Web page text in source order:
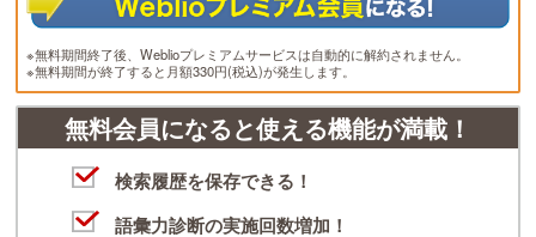
※無料期間終了後、Weblioプレミアムサービスは自動的に解約されません。
※無料期間が終了すると月額330円(税込)が発生します。
無料会員になると使える機能が満載！
検索履歴を保存できる！
語彙力診断の実施回数増加！